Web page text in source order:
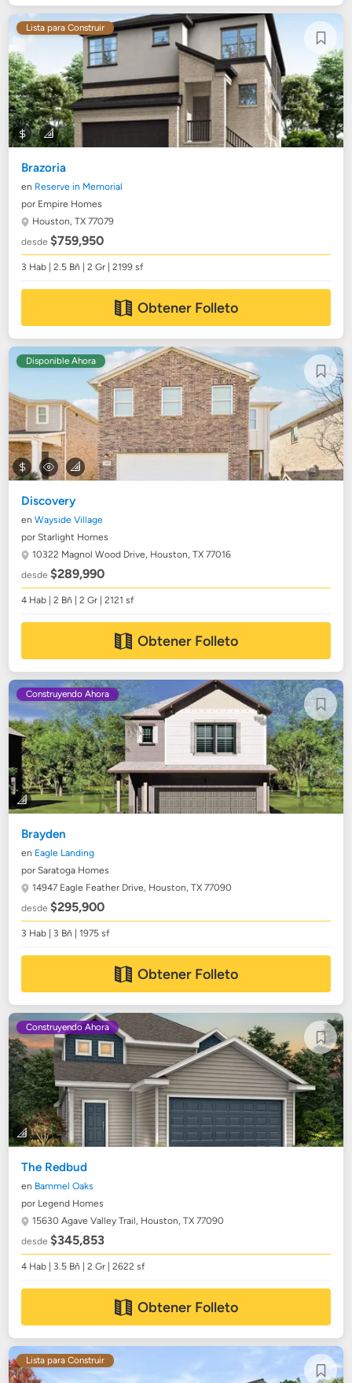
Lista para Construir
Brazoria
en Reserve in Memorial
por Empire Homes
Houston, TX 77079
desde$759,950
3 Hab | 2.5 Bñ | 2 Gr | 2199 sf
Obtener Folleto
Disponible Ahora
Discovery
enWayside Village
por Starlight Homes
10322 Magnol Wood Drive, Houston, TX 77016
desde$289,990
4 Hab | 2 Bñ | 2 Gr | 2121 sf
Obtener Folleto
Construyendo Ahora
Brayden
en Eagle Landing
por Saratoga Homes
14947 Eagle Feather Drive, Houston, TX 77090
desde$295,900
3 Hab | 3 Bñ | 1975 sf
Obtener Folleto
Construyendo Ahora
The Redbud
en Bammel Oaks
por Legend Homes
15630 Agave Valley Trail, Houston, TX 77090
desde$345,853
4 Hab | 3.5 Bñ | 2 Gr | 2622 sf
Obtener Folleto
Lista para Construir